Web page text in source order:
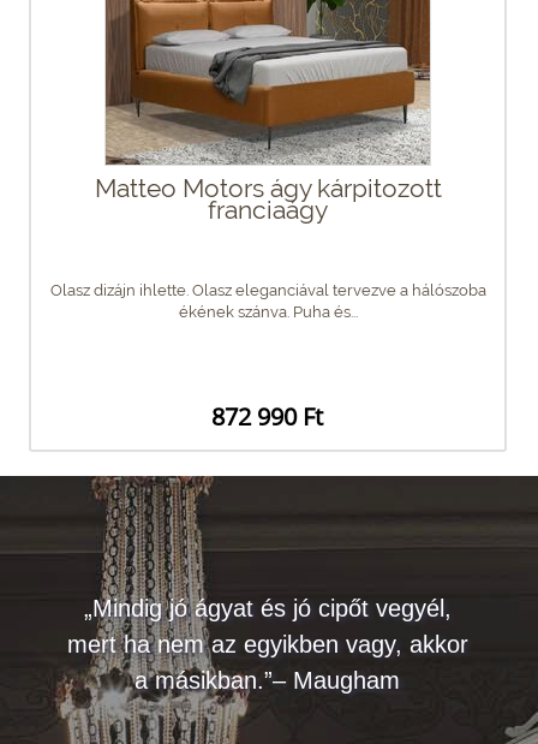
Matteo Motors ágy kárpitozott
franciaágy
Olasz dizájn ihlette. Olasz eleganciával tervezve a hálószoba
ékének szánva. Puha és...
872 990 Ft
„Mindig jó ágyat és jó cipőt vegyél,
mert ha nem az egyikben vagy, akkor
a másikban.”– Maugham